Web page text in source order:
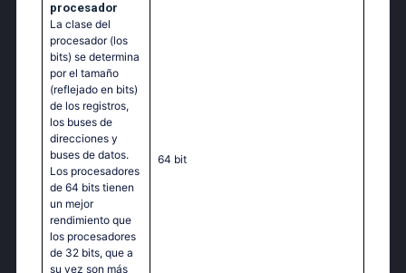
procesador
La clase del
procesador (los
bits) se determina
por el tamaño
(reflejado en bits)
de los registros,
los buses de
direcciones y
buses de datos.
Los procesadores
de 64 bits tienen
un mejor
rendimiento que
los procesadores
de 32 bits, que a
su vez son más
64 bit